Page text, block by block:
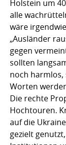
Holstein um
alle
wäre
„Ausländer
gegen
sollten
noch
Worten
Die rechte
Hochtouren.
auf die
gezielt